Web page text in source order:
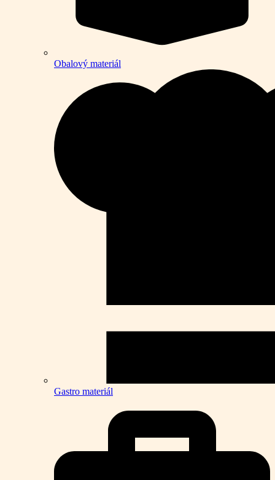
Obalový materiál
Gastro materiál